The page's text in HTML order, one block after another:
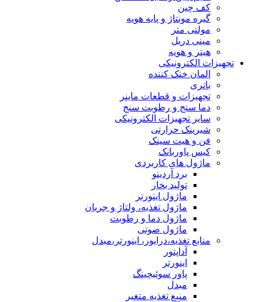
کف چین
گیره مونتاژ و پایه هویه
مولتی متر
مینی دریل
هیتر و هویه
تجهیزات الکترونیکی
المان خنک کننده
باتری
تجهیزات و قطعات ماینر
دما سنج و رطوبت سنج
سایر تجهیزات الکترونیکی
شیرینک حرارتی
فن و هیت سینک
کیس پاوربانک
ماژول های کاربردی
برد آردینو
تولید بخار
ماژول اینورتر
ماژول تغذیه، ولتاژ و جریان
ماژول دما و رطوبت
ماژول صوتی
منابع تغذیه،درایور، اینورتر،مبدل
آداپتور
اینورتر
پاور سوئیچینگ
مبدل
منبع تغذیه متغیر